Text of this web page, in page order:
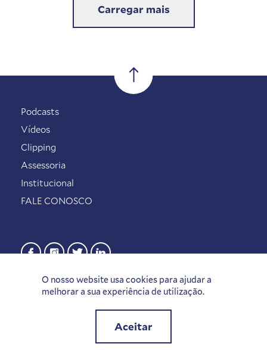
Carregar mais
O nosso website usa cookies para ajudar a
melhorar a sua experiência de utilização.
Aceitar
Podcasts
Vídeos
Clipping
Assessoria
Institucional
FALE CONOSCO